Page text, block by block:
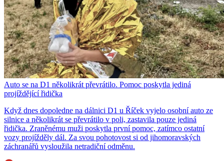
Auto se na D1 několikrát převrátilo. Pomoc poskytla jediná
projíždějící řidička
Když dnes dopoledne na dálnici D1 u Říček vyjelo osobní auto ze
silnice a několikrát se převrátilo v poli, zastavila pouze jediná
řidička. Zraněnému muži poskytla první pomoc, zatímco ostatní
vozy projížděly dál. Za svou pohotovost si od jihomoravských
záchranářů vysloužila netradiční odměnu.